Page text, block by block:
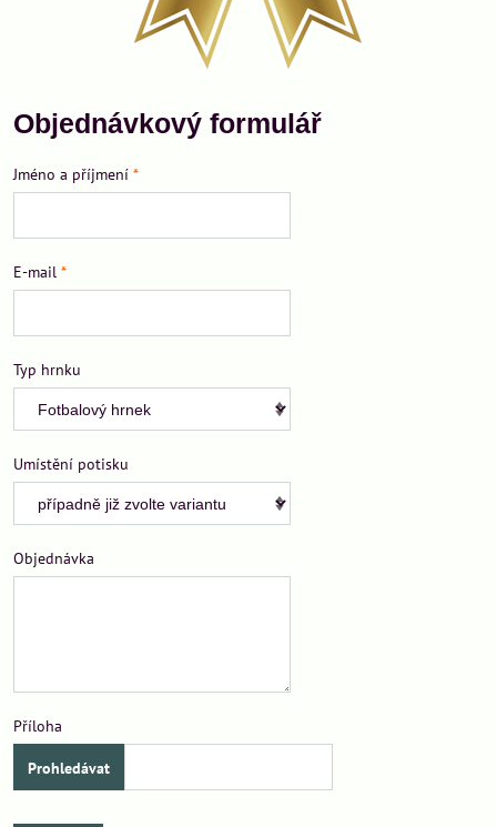
Objednávkový formulář
Jméno a příjmení *
E-mail *
Typ hrnku
Umístění potisku
Objednávka
Příloha